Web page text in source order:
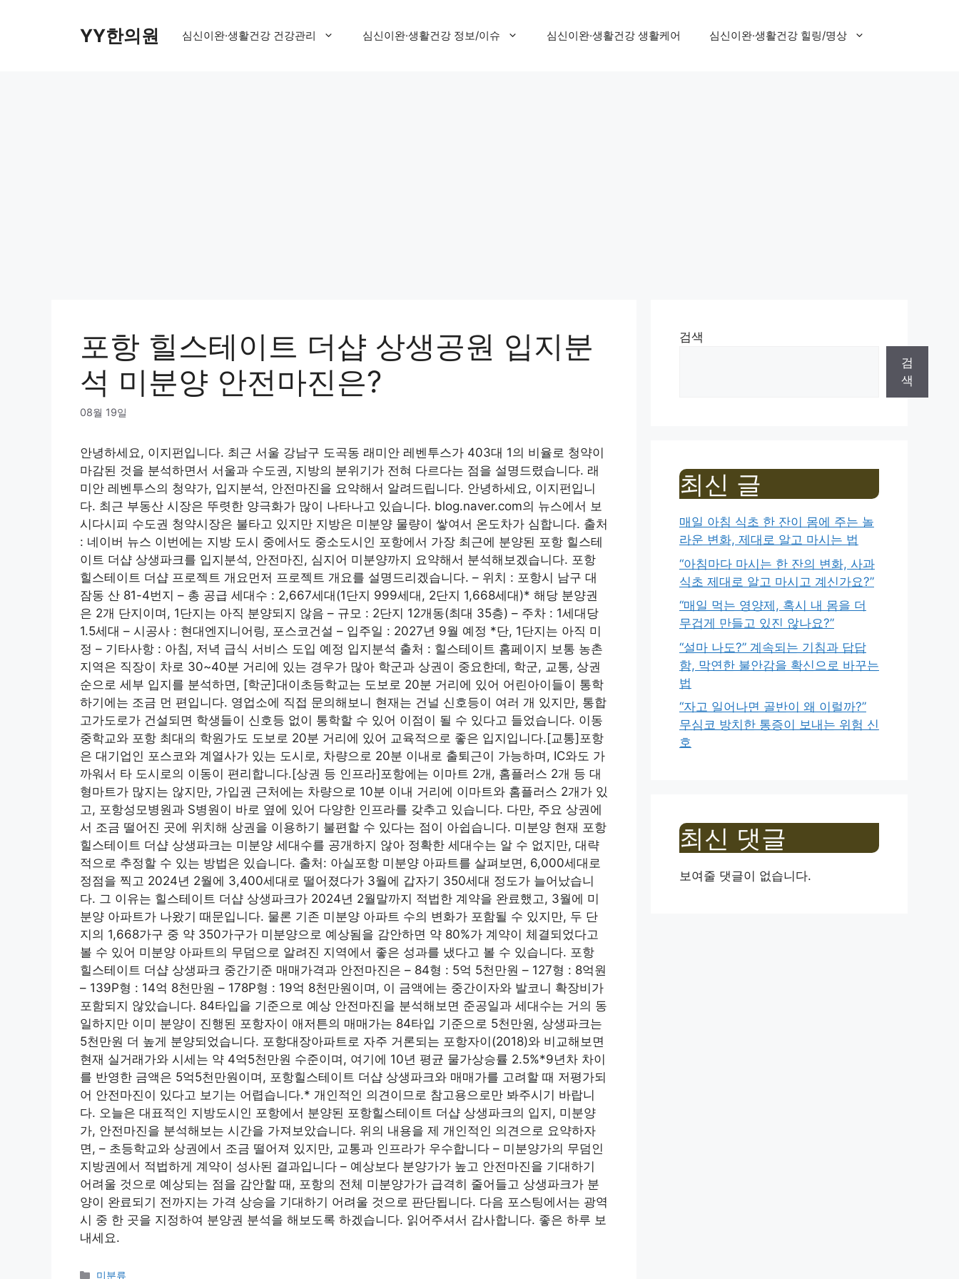
YY한의원 심신이완·생활건강 건강관리 심신이완·생활건강 정보/이슈 심신이완·생활건강 생활케어 심신이완·생활건강 힐링/명상
포항 힐스테이트 더샵 상생공원 입지분
석 미분양 안전마진은?
08월 19일
안녕하세요, 이지펀입니다. 최근 서울 강남구 도곡동 래미안 레벤투스가 403대 1의 비율로 청약이
마감된 것을 분석하면서 서울과 수도권, 지방의 분위기가 전혀 다르다는 점을 설명드렸습니다. 래
미안 레벤투스의 청약가, 입지분석, 안전마진을 요약해서 알려드립니다. 안녕하세요, 이지펀입니
다. 최근 부동산 시장은 뚜렷한 양극화가 많이 나타나고 있습니다. blog.naver.com의 뉴스에서 보
시다시피 수도권 청약시장은 불타고 있지만 지방은 미분양 물량이 쌓여서 온도차가 심합니다. 출처
: 네이버 뉴스 이번에는 지방 도시 중에서도 중소도시인 포항에서 가장 최근에 분양된 포항 힐스테
이트 더샵 상생파크를 입지분석, 안전마진, 심지어 미분양까지 요약해서 분석해보겠습니다. 포항
힐스테이트 더샵 프로젝트 개요먼저 프로젝트 개요를 설명드리겠습니다. – 위치 : 포항시 남구 대
잠동 산 81-4번지 – 총 공급 세대수 : 2,667세대(1단지 999세대, 2단지 1,668세대)* 해당 분양권
은 2개 단지이며, 1단지는 아직 분양되지 않음 – 규모 : 2단지 12개동(최대 35층) – 주차 : 1세대당
1.5세대 – 시공사 : 현대엔지니어링, 포스코건설 – 입주일 : 2027년 9월 예정 *단, 1단지는 아직 미
정 – 기타사항 : 아침, 저녁 급식 서비스 도입 예정 입지분석 출처 : 힐스테이트 홈페이지 보통 농촌
지역은 직장이 차로 30~40분 거리에 있는 경우가 많아 학군과 상권이 중요한데, 학군, 교통, 상권
순으로 세부 입지를 분석하면, [학군]대이초등학교는 도보로 20분 거리에 있어 어린아이들이 통학
하기에는 조금 먼 편입니다. 영업소에 직접 문의해보니 현재는 건널 신호등이 여러 개 있지만, 통합
고가도로가 건설되면 학생들이 신호등 없이 통학할 수 있어 이점이 될 수 있다고 들었습니다. 이동
중학교와 포항 최대의 학원가도 도보로 20분 거리에 있어 교육적으로 좋은 입지입니다.[교통]포항
은 대기업인 포스코와 계열사가 있는 도시로, 차량으로 20분 이내로 출퇴근이 가능하며, IC와도 가
까워서 타 도시로의 이동이 편리합니다.[상권 등 인프라]포항에는 이마트 2개, 홈플러스 2개 등 대
형마트가 많지는 않지만, 가입권 근처에는 차량으로 10분 이내 거리에 이마트와 홈플러스 2개가 있
고, 포항성모병원과 S병원이 바로 옆에 있어 다양한 인프라를 갖추고 있습니다. 다만, 주요 상권에
서 조금 떨어진 곳에 위치해 상권을 이용하기 불편할 수 있다는 점이 아쉽습니다. 미분양 현재 포항
힐스테이트 더샵 상생파크는 미분양 세대수를 공개하지 않아 정확한 세대수는 알 수 없지만, 대략
적으로 추정할 수 있는 방법은 있습니다. 출처: 아실포항 미분양 아파트를 살펴보면, 6,000세대로
정점을 찍고 2024년 2월에 3,400세대로 떨어졌다가 3월에 갑자기 350세대 정도가 늘어났습니
다. 그 이유는 힐스테이트 더샵 상생파크가 2024년 2월말까지 적법한 계약을 완료했고, 3월에 미
분양 아파트가 나왔기 때문입니다. 물론 기존 미분양 아파트 수의 변화가 포함될 수 있지만, 두 단
지의 1,668가구 중 약 350가구가 미분양으로 예상됨을 감안하면 약 80%가 계약이 체결되었다고
볼 수 있어 미분양 아파트의 무덤으로 알려진 지역에서 좋은 성과를 냈다고 볼 수 있습니다. 포항
힐스테이트 더샵 상생파크 중간기준 매매가격과 안전마진은 – 84형 : 5억 5천만원 – 127형 : 8억원
– 139P형 : 14억 8천만원 – 178P형 : 19억 8천만원이며, 이 금액에는 중간이자와 발코니 확장비가
포함되지 않았습니다. 84타입을 기준으로 예상 안전마진을 분석해보면 준공일과 세대수는 거의 동
일하지만 이미 분양이 진행된 포항자이 애저튼의 매매가는 84타입 기준으로 5천만원, 상생파크는
5천만원 더 높게 분양되었습니다. 포항대장아파트로 자주 거론되는 포항자이(2018)와 비교해보면
현재 실거래가와 시세는 약 4억5천만원 수준이며, 여기에 10년 평균 물가상승률 2.5%*9년차 차이
를 반영한 ​​금액은 5억5천만원이며, 포항힐스테이트 더샵 상생파크와 매매가를 고려할 때 저평가되
어 안전마진이 있다고 보기는 어렵습니다.* 개인적인 의견이므로 참고용으로만 봐주시기 바랍니
다. 오늘은 대표적인 지방도시인 포항에서 분양된 포항힐스테이트 더샵 상생파크의 입지, 미분양
가, 안전마진을 분석해보는 시간을 가져보았습니다. 위의 내용을 제 개인적인 의견으로 요약하자
면, – 초등학교와 상권에서 조금 떨어져 있지만, 교통과 인프라가 우수합니다 – 미분양가의 무덤인
지방권에서 적법하게 계약이 성사된 결과입니다 – 예상보다 분양가가 높고 안전마진을 기대하기
어려울 것으로 예상되는 점을 감안할 때, 포항의 전체 미분양가가 급격히 줄어들고 상생파크가 분
양이 완료되기 전까지는 가격 상승을 기대하기 어려울 것으로 판단됩니다. 다음 포스팅에서는 광역
시 중 한 곳을 지정하여 분양권 분석을 해보도록 하겠습니다. 읽어주셔서 감사합니다. 좋은 하루 보
내세요.
Categories
미분류
검색
검
색
최신 글
매일 아침 식초 한 잔이 몸에 주는 놀
라운 변화, 제대로 알고 마시는 법
“아침마다 마시는 한 잔의 변화, 사과
식초 제대로 알고 마시고 계신가요?”
“매일 먹는 영양제, 혹시 내 몸을 더
무겁게 만들고 있진 않나요?”
“설마 나도?” 계속되는 기침과 답답
함, 막연한 불안감을 확신으로 바꾸는
법
“자고 일어나면 골반이 왜 이럴까?”
무심코 방치한 통증이 보내는 위험 신
호
최신 댓글
보여줄 댓글이 없습니다.